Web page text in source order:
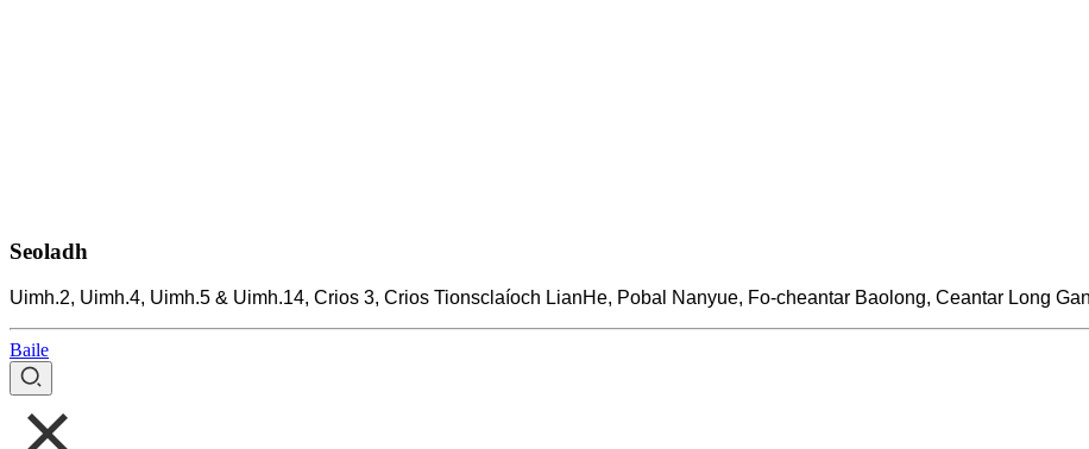
Seoladh
Uimh.2, Uimh.4, Uimh.5 & Uimh.14, Crios 3, Crios Tionsclaíoch LianHe, Pobal Nanyue, Fo-cheantar Baolong, Ceantar Long
Baile